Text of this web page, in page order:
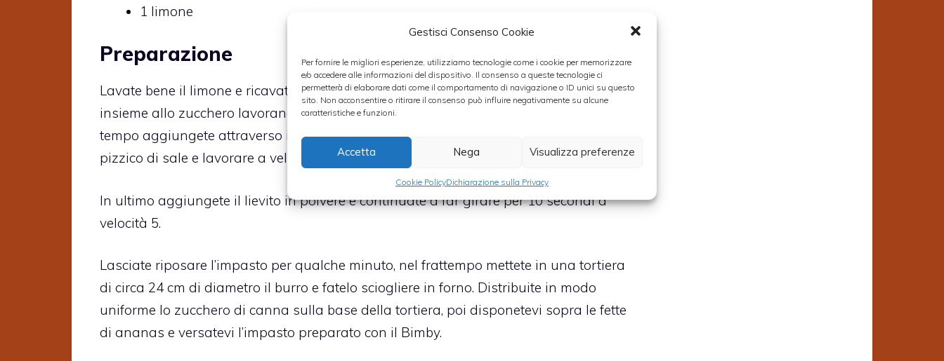
Gestisci Consenso Cookie
Per fornire le migliori esperienze, utilizziamo tecnologie come i cookie per memorizzare
e/o accedere alle informazioni del dispositivo. Il consenso a queste tecnologie ci
permetterà di elaborare dati come il comportamento di navigazione o ID unici su questo
sito. Non acconsentire o ritirare il consenso può influire negativamente su alcune
caratteristiche e funzioni.
Accetta Nega Visualizza preferenze
Cookie PolicyDichiarazione sulla Privacy
1 limone
Preparazione
Lavate bene il limone e ricavatene metà scorsa, che metterete nel boccale del Bimby
insieme allo zucchero lavorandolo a velocità 8 per 20 secondi. Trascorso questo
tempo aggiungete attraverso il boccale la farina, il succo d’ananas, le uova e un
pizzico di sale e lavorare a velocità 4 per 40 secondi.
In ultimo aggiungete il lievito in polvere e continuate a far girare per 10 secondi a
velocità 5.
Lasciate riposare l’impasto per qualche minuto, nel frattempo mettete in una tortiera
di circa 24 cm di diametro il burro e fatelo sciogliere in forno. Distribuite in modo
uniforme lo zucchero di canna sulla base della tortiera, poi disponetevi sopra le fette
di ananas e versatevi l’impasto preparato con il Bimby.